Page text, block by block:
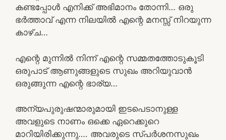
കണ്ടപ്പോൾ എനിക്ക് അഭിമാനം തോന്നി… ഒരു
ഭർത്താവ് എന്ന നിലയിൽ എന്റെ മനസ്സ് നിറയുന്ന
കാഴ്ച…
എന്റെ മുന്നിൽ നിന്ന് എന്റെ സമ്മതത്തോടുകൂടി
ഒരുപാട് ആണുങ്ങളുടെ സുഖം അറിയുവാൻ
ഒരുങ്ങുന്ന എന്റെ ഭാര്യ…
അന്യപുരുഷന്മാരുമായി ഇടപെടാനുള്ള
അവളുടെ നാണം ഒക്കെ ഏറെക്കുറെ
മാറിയിരിക്കുന്നു…. അവരുടെ സ്പർശനസുഖം